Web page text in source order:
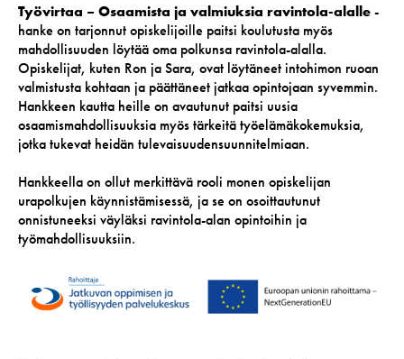
Työvirtaa – Osaamista ja valmiuksia ravintola-alalle-
hanke on tarjonnut opiskelijoille paitsi koulutusta myös
mahdollisuuden löytää oma polkunsa ravintola-alalla.
Opiskelijat, kuten Ron ja Sara, ovat löytäneet intohimon ruoan
valmistusta kohtaan ja päättäneet jatkaa opintojaan syvemmin.
Hankkeen kautta heille on avautunut paitsi uusia
osaamismahdollisuuksia myös tärkeitä työelämäkokemuksia,
jotka tukevat heidän tulevaisuudensuunnitelmiaan.
Hankkeella on ollut merkittävä rooli monen opiskelijan
urapolkujen käynnistämisessä, ja se on osoittautunut
onnistuneeksi väyläksi ravintola-alan opintoihin ja
työmahdollisuuksiin.